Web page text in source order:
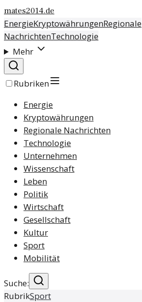
mates2014.de
EnergieKryptowährungenRegionale
NachrichtenTechnologie
Mehr
Rubriken
Energie
Kryptowährungen
Regionale Nachrichten
Technologie
Unternehmen
Wissenschaft
Leben
Politik
Wirtschaft
Gesellschaft
Kultur
Sport
Mobilität
Suche:
RubrikSport